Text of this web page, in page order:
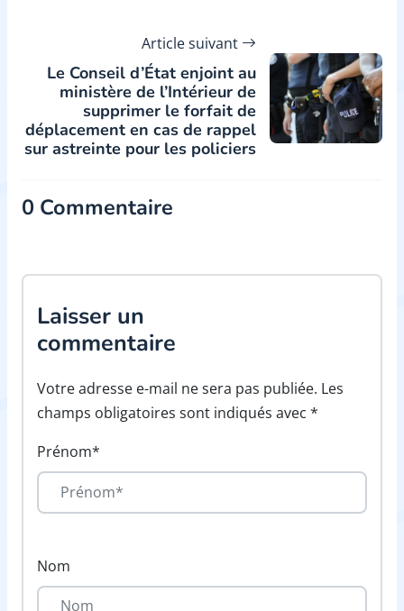
Article suivant
Le Conseil d’État enjoint au
ministère de l’Intérieur de
supprimer le forfait de
déplacement en cas de rappel
sur astreinte pour les policiers
0 Commentaire
Laisser un
commentaire
Votre adresse e-mail ne sera pas publiée. Les
champs obligatoires sont indiqués avec *
Prénom*
Nom